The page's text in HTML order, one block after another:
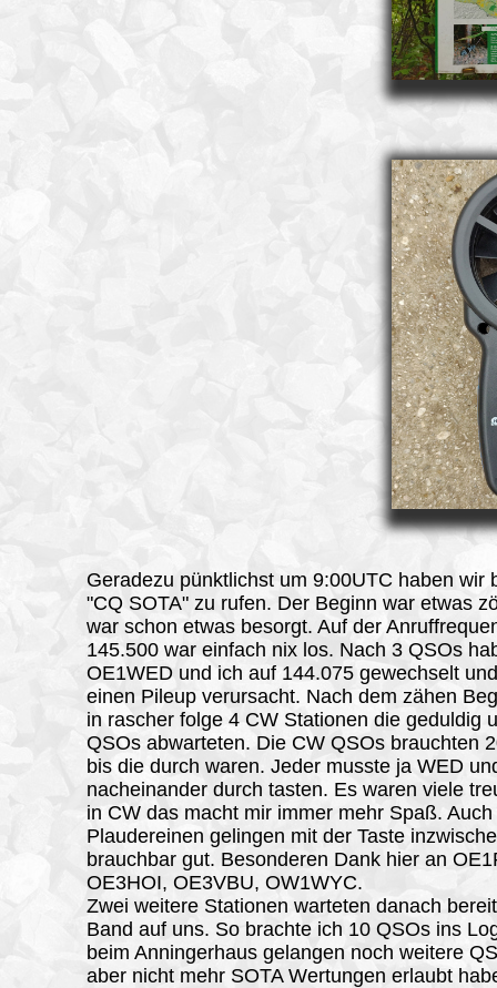
Geradezu pünktlichst um 9:00UTC haben wir
"CQ SOTA" zu rufen. Der Beginn war etwas
war schon etwas besorgt. Auf der
145.500 war einfach nix los. Nach 3 QSOs
OE1WED und ich auf 144.075 gewechselt
einen Pileup verursacht. Nach dem zähen
in rascher folge 4 CW Stationen die geduldig
QSOs abwarteten. Die CW QSOs brauchten
bis die durch waren. Jeder musste ja WED
nacheinander durch tasten. Es waren viele
in CW das macht mir immer mehr Spaß.
Plaudereinen gelingen mit der Taste
brauchbar gut. Besonderen Dank hier an
OE3HOI, OE3VBU, OW1WYC.
Zwei weitere Stationen warteten danach
Band auf uns. So brachte ich 10 QSOs ins
beim Anningerhaus gelangen noch weitere
aber nicht mehr SOTA Wertungen erlaubt